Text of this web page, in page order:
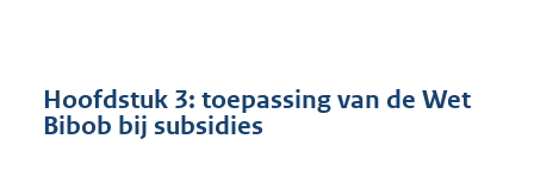
Hoofdstuk 3: toepassing van de Wet
Bibob bij subsidies